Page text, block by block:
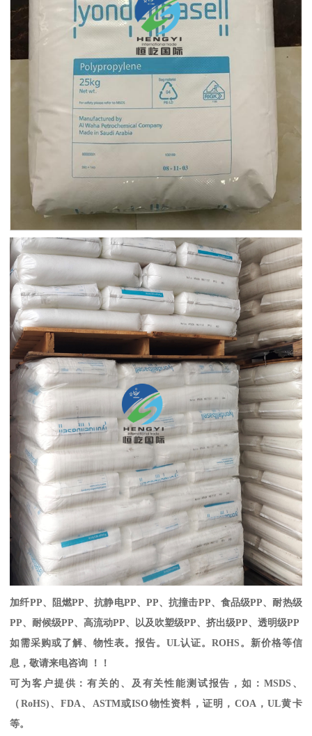
加纤PP、阻燃PP、抗静电PP、 PP、抗撞击PP、食品级PP、耐热级
PP、耐候级PP、高流动PP、以及吹塑级PP、挤出级PP、透明级PP
如需采购或了解、物性表。报告。 UL认证。 ROHS 。新价格等信
息，敬请来电咨询 ！！
可为客户提供：有关的、及有关性能测试报告，如： MSDS 、
（ RoHS) 、FDA、 ASTM或ISO物性资料，证明， COA，UL黄卡
等。